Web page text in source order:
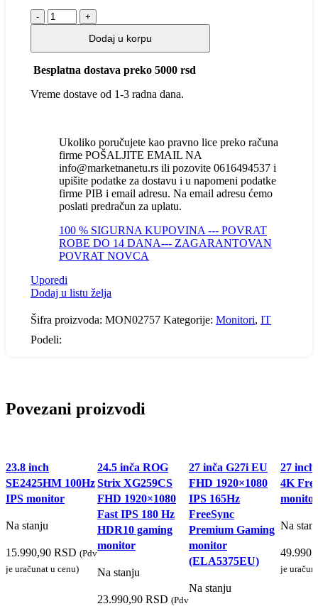
27
inča
E230C
FHD
1920x1080
VA
gaming
monitor
količina
Dodaj u korpu
Besplatna dostava preko 5000 rsd
Vreme dostave od 1-3 radna dana.
Ukoliko poručujete kao pravno lice preko računa
firme POŠALJITE EMAIL NA
info@marketnanetu.rs ili pozovite 0616494537 i
upišite podatke za dostavu i u napomeni podatke
firme PIB i email adresu. Na email adresu ćemo
poslati predračun za uplatu.
100 % SIGURNA KUPOVINA --- POVRAT
ROBE DO 14 DANA--- ZAGARANTOVAN
POVRAT NOVCA
Uporedi
Dodaj u listu želja
Šifra proizvoda: MON02757 Kategorije: Monitori, IT
Podeli:
Povezani proizvodi
Dodaj u listu želja
23.8 inch
SE2425HM 100Hz
IPS monitor
Na stanju
15.990,90 RSD (Pdv
je uračunat u cenu)
Dodaj u listu želja
24.5 inča ROG
Strix XG259CS
FHD 1920×1080
Fast IPS 180 Hz
HDR10 gaming
monitor
Na stanju
23.990,90 RSD (Pdv
Dodaj u listu želja
27 inča G27i EU
FHD 1920×1080
IPS 165Hz
FreeSync
Premium Gaming
monitor
(ELA5375EU)
Na stanju
Dodaj
27 inch
4K
monitor
Na
je